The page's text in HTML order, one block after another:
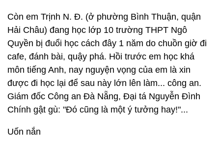
Còn em Trịnh N. Đ. (ở phường Bình Thuận, quận
Hải Châu) đang học lớp 10 trường THPT Ngô
Quyền bị đuổi học cách đây 1 năm do chuồn giờ đi
cafe, đánh bài, quậy phá. Hồi trước em học khá
môn tiếng Anh, nay nguyện vọng của em là xin
được đi học lại để sau này lớn lên làm... công an.
Giám đốc Công an Đà Nẵng, Đại tá Nguyễn Đình
Chính gật gù: "Đó cũng là một ý tưởng hay!"...
Uốn nắn